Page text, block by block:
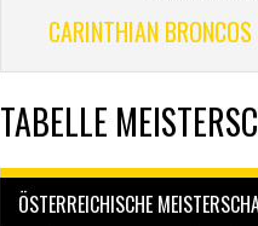
CARINTHIAN
TABELLE
ÖSTERREICHISCHE